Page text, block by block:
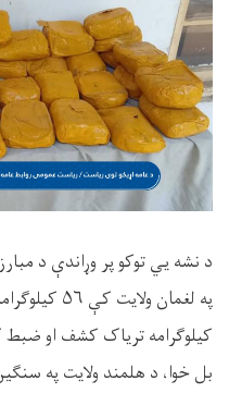
​د نشه يي توکو پر وړاندې د
کیلوګرامه تریاک کشف او
​بل خوا، د هلمند ولایت په